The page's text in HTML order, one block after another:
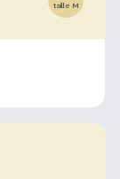
taille M